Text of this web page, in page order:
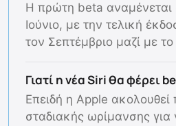
Η πρώτη beta αναμένεται
Ιούνιο, με την τελική
τον Σεπτέμβριο μαζί με το
Γιατί η νέα Siri θα φέρει
Επειδή η Apple ακολουθεί
σταδιακής ωρίμανσης για